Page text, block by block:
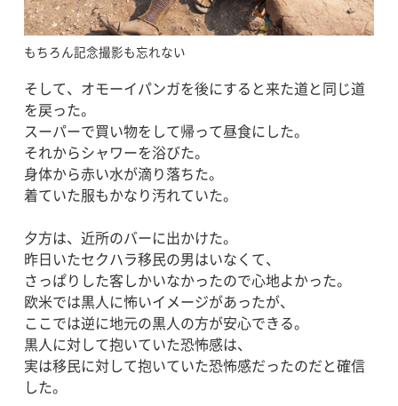
もちろん記念撮影も忘れない
そして、オモーイパンガを後にすると来た道と同じ道
を戻った。
スーパーで買い物をして帰って昼食にした。
それからシャワーを浴びた。
身体から赤い水が滴り落ちた。
着ていた服もかなり汚れていた。
夕方は、近所のバーに出かけた。
昨日いたセクハラ移民の男はいなくて、
さっぱりした客しかいなかったので心地よかった。
欧米では黒人に怖いイメージがあったが、
ここでは逆に地元の黒人の方が安心できる。
黒人に対して抱いていた恐怖感は、
実は移民に対して抱いていた恐怖感だったのだと確信
した。